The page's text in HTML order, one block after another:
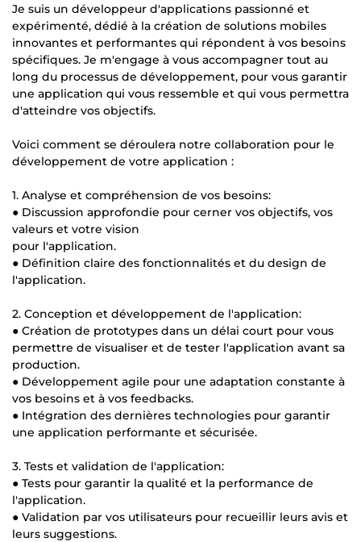
Je suis un développeur d'applications passionné et
expérimenté, dédié à la création de solutions mobiles
innovantes et performantes qui répondent à vos besoins
spécifiques. Je m'engage à vous accompagner tout au
long du processus de développement, pour vous garantir
une application qui vous ressemble et qui vous permettra
d'atteindre vos objectifs.
Voici comment se déroulera notre collaboration pour le
développement de votre application :
1. Analyse et compréhension de vos besoins:
● Discussion approfondie pour cerner vos objectifs, vos
valeurs et votre vision
pour l'application.
● Définition claire des fonctionnalités et du design de
l'application.
2. Conception et développement de l'application:
● Création de prototypes dans un délai court pour vous
permettre de visualiser et de tester l'application avant sa
production.
● Développement agile pour une adaptation constante à
vos besoins et à vos feedbacks.
● Intégration des dernières technologies pour garantir
une application performante et sécurisée.
3. Tests et validation de l'application:
● Tests pour garantir la qualité et la performance de
l'application.
● Validation par vos utilisateurs pour recueillir leurs avis et
leurs suggestions.